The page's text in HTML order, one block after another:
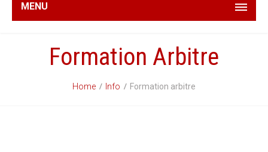
MENU
Formation Arbitre
Home Info Formation arbitre